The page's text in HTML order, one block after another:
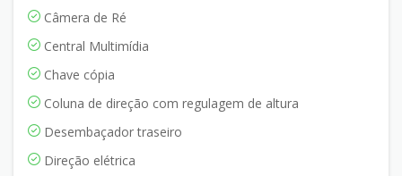
Câmera de Ré
Central Multimídia
Chave cópia
Coluna de direção com regulagem de altura
Desembaçador traseiro
Direção elétrica